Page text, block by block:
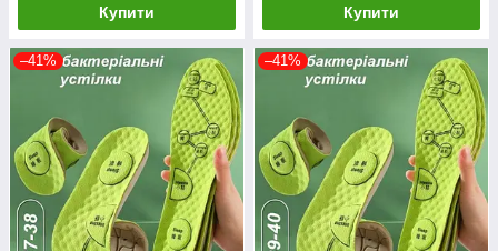
Купити Купити
–41% –41%